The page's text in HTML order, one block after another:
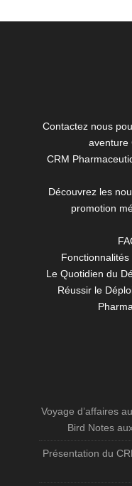
Contactez nous
aventure
CRM
Découvrez les
promotion
Le Quotidien du
Réussir le
Voyage d’affaires
Bird Notes
Présentation du